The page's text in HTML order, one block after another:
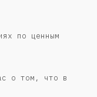
по ценным
о том, что в